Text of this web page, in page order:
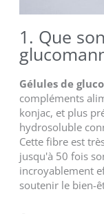
1. Que
Gélules de
compléments
konjac, et plus
hydrosoluble
Cette fibre est
jusqu'à 50 fois
incroyablement
soutenir le bien-